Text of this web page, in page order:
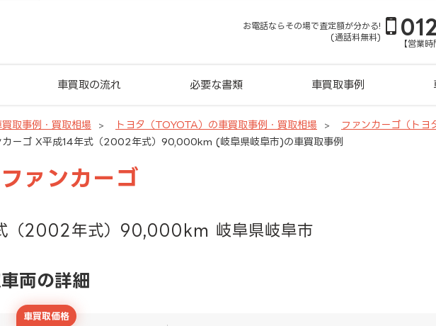
お電話ならその場で査定額が分かる!
(通話料無料)
【営業
車買取の流れ 必要な書類 車買取事例
買取事例・買取相場 トヨタ（TOYOTA）の車買取事例・買取相場
ファンカーゴ（トヨ
カーゴ X平成14年式（2002年式）90,000km (岐阜県岐阜市)の車買取事例
ァンカーゴ
（2002年式）90,000km 岐阜県岐阜市
両の詳細
車買取価格